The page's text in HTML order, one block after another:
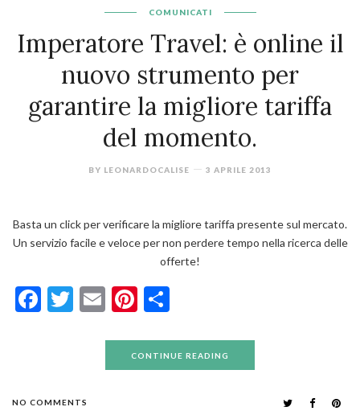
COMUNICATI
Imperatore Travel: è online il
nuovo strumento per
garantire la migliore tariffa
del momento.
BY LEONARDOCALISE 3 APRILE 2013
Basta un click per verificare la migliore tariffa presente sul mercato.
Un servizio facile e veloce per non perdere tempo nella ricerca delle
offerte!
Facebook
Twitter
EmailPinterest
CONTINUE READING
NO COMMENTS